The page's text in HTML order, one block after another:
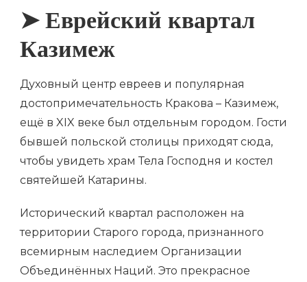
➤ Еврейский квартал
Казимеж
Духовный центр евреев и популярная
достопримечательность Кракова – Казимеж,
ещё в XIX веке был отдельным городом. Гости
бывшей польской столицы приходят сюда,
чтобы увидеть храм Тела Господня и костел
святейшей Катарины.
Исторический квартал расположен на
территории Старого города, признанного
всемирным наследием Организации
Объединённых Наций. Это прекрасное